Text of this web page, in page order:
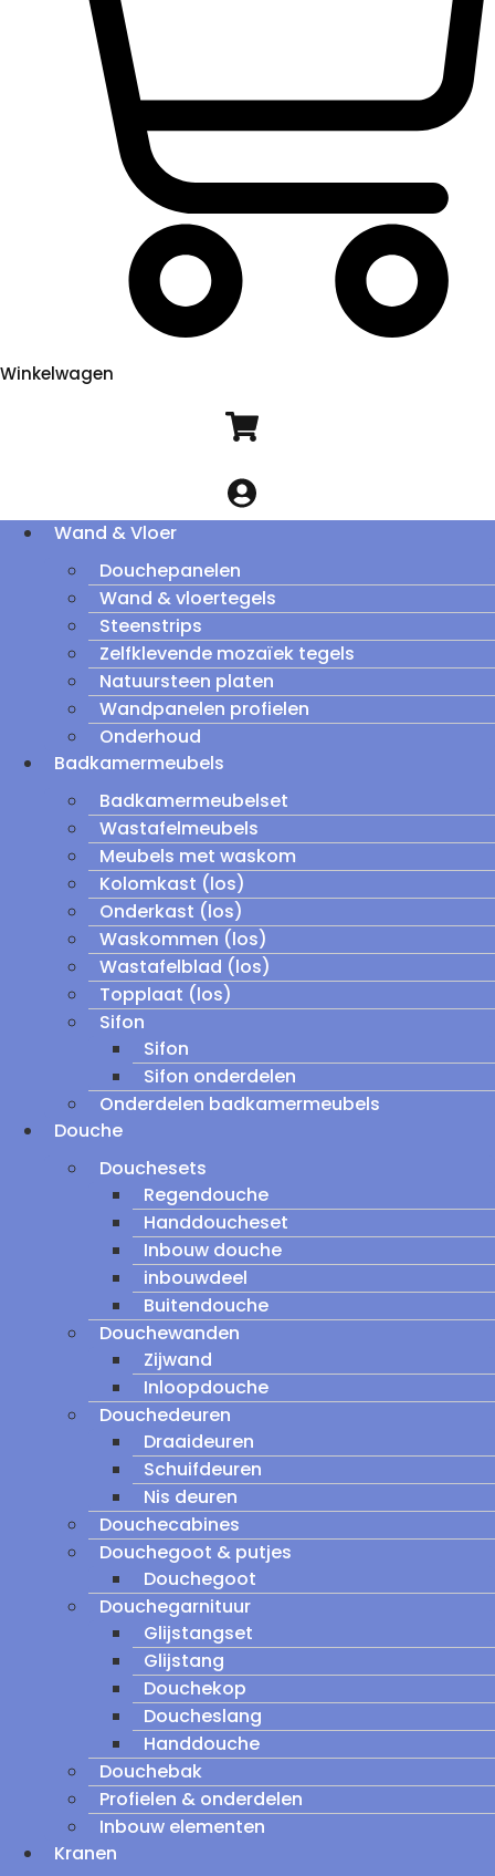
Winkelwagen
Wand & Vloer
Douchepanelen
Wand & vloertegels
Steenstrips
Zelfklevende mozaïek tegels
Natuursteen platen
Wandpanelen profielen
Onderhoud
Badkamermeubels
Badkamermeubelset
Wastafelmeubels
Meubels met waskom
Kolomkast (los)
Onderkast (los)
Waskommen (los)
Wastafelblad (los)
Topplaat (los)
Sifon
Sifon
Sifon onderdelen
Onderdelen badkamermeubels
Douche
Douchesets
Regendouche
Handdoucheset
Inbouw douche
inbouwdeel
Buitendouche
Douchewanden
Zijwand
Inloopdouche
Douchedeuren
Draaideuren
Schuifdeuren
Nis deuren
Douchecabines
Douchegoot & putjes
Douchegoot
Douchegarnituur
Glijstangset
Glijstang
Douchekop
Doucheslang
Handdouche
Douchebak
Profielen & onderdelen
Inbouw elementen
Kranen